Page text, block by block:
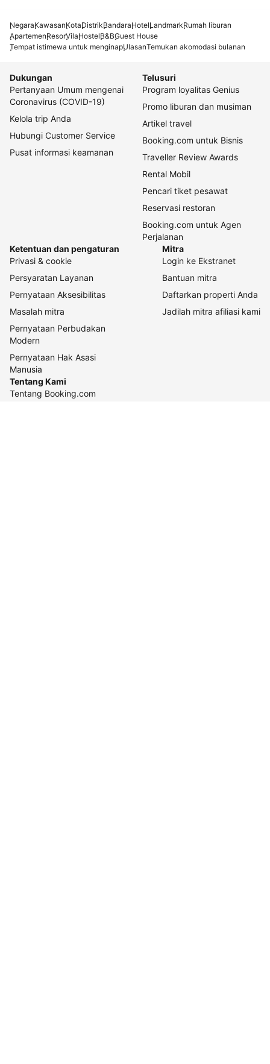
NegaraKawasanKotaDistrikBandaraHotelLandmarkRumah liburan
ApartemenResorVilaHostelB&BGuest House
Tempat istimewa untuk menginapUlasanTemukan akomodasi bulanan
Dukungan
Pertanyaan Umum mengenai
Coronavirus (COVID-19)
Kelola trip Anda
Hubungi Customer Service
Pusat informasi keamanan
Telusuri
Program loyalitas Genius
Promo liburan dan musiman
Artikel travel
Booking.com untuk Bisnis
Traveller Review Awards
Rental Mobil
Pencari tiket pesawat
Reservasi restoran
Booking.com untuk Agen
Perjalanan
Ketentuan dan pengaturan
Privasi & cookie
Persyaratan Layanan
Pernyataan Aksesibilitas
Masalah mitra
Pernyataan Perbudakan
Modern
Pernyataan Hak Asasi
Manusia
Mitra
Login ke Ekstranet
Bantuan mitra
Daftarkan properti Anda
Jadilah mitra afiliasi kami
Tentang Kami
Tentang Booking.com